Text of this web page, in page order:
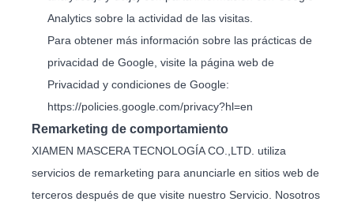
Analytics sobre la actividad de las visitas.
Para obtener más información sobre las prácticas de
privacidad de Google, visite la página web de
Privacidad y condiciones de Google:
https://policies.google.com/privacy?hl=en
Remarketing de comportamiento
XIAMEN MASCERA TECNOLOGÍA CO.,LTD. utiliza
servicios de remarketing para anunciarle en sitios web de
terceros después de que visite nuestro Servicio. Nosotros